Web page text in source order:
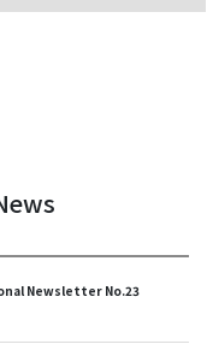
Newsletter No.23